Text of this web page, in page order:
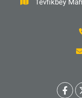
Tevfikbey